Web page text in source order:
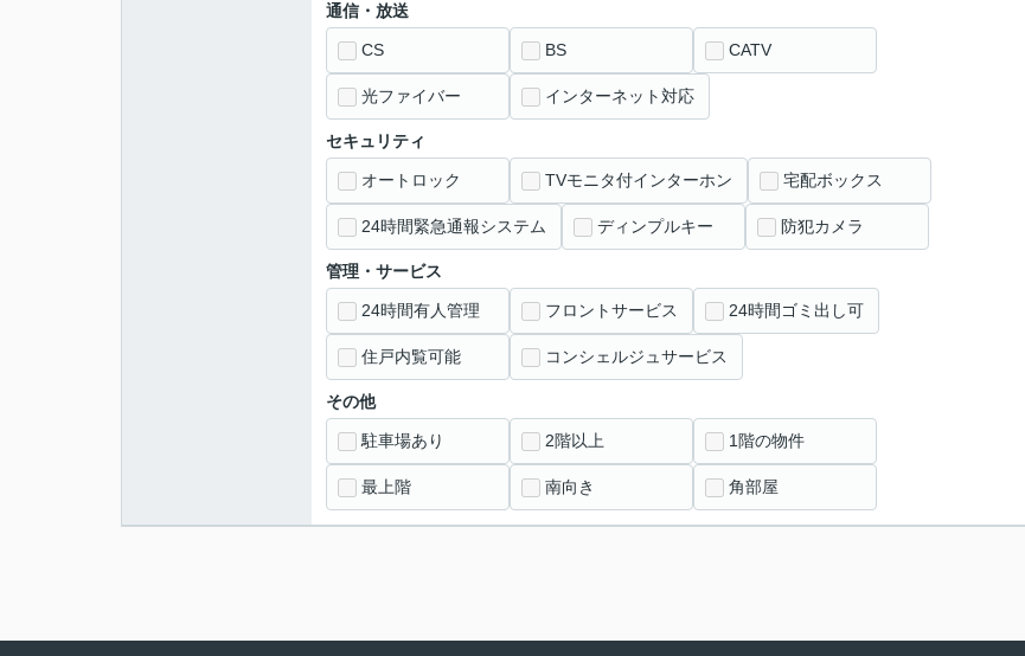
通信・放送
CS BS CATV
光ファイバー インターネット対応
セキュリティ
オートロック TVモニタ付インターホン 宅配ボックス
24時間緊急通報システム ディンプルキー 防犯カメラ
管理・サービス
24時間有人管理 フロントサービス 24時間ゴミ出し可
住戸内覧可能 コンシェルジュサービス
その他
駐車場あり 2階以上 1階の物件
最上階 南向き 角部屋